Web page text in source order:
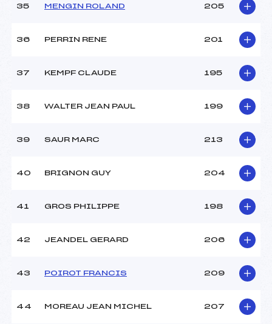
35 MENGIN ROLAND 205
36 PERRIN RENE 201
37 KEMPF CLAUDE 195
38 WALTER JEAN PAUL 199
39 SAUR MARC 213
40 BRIGNON GUY 204
41 GROS PHILIPPE 198
42 JEANDEL GERARD 206
43 POIROT FRANCIS 209
44 MOREAU JEAN MICHEL 207